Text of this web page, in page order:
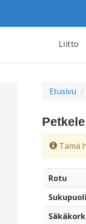
Liitto
Etusivu
Tämä
Rotu
Sukupuoli